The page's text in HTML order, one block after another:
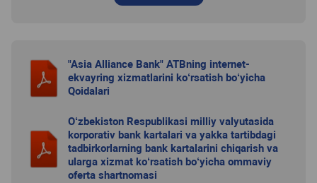
"Asia Alliance Bank" ATBning internet-
ekvayring xizmatlarini ko‘rsatish bo‘yicha
Qoidalari
O‘zbekiston Respublikasi milliy valyutasida
korporativ bank kartalari va yakka tartibdagi
tadbirkorlarning bank kartalarini chiqarish va
ularga xizmat ko‘rsatish bo‘yicha ommaviy
oferta shartnomasi